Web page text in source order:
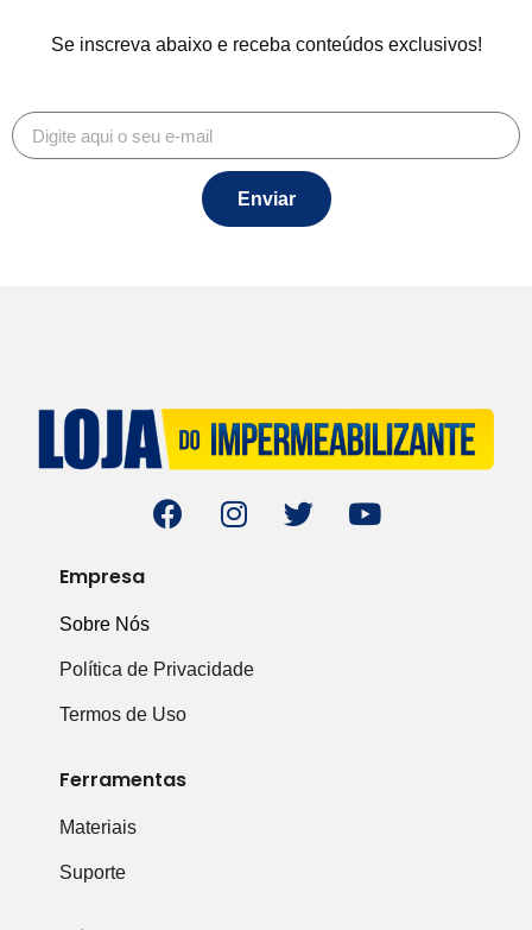
Se inscreva abaixo e receba conteúdos exclusivos!
Enviar
Empresa
Sobre Nós
Política de Privacidade
Termos de Uso
Ferramentas
Materiais
Suporte